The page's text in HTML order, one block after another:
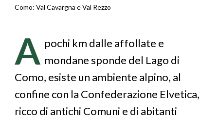
Briciole
pane
Como: Val Cavargna e Val Rezzo
A pochi km dalle affollate e
mondane sponde del Lago di
Como, esiste un ambiente alpino, al
confine con la Confederazione Elvetica,
ricco di antichi Comuni e di abitanti